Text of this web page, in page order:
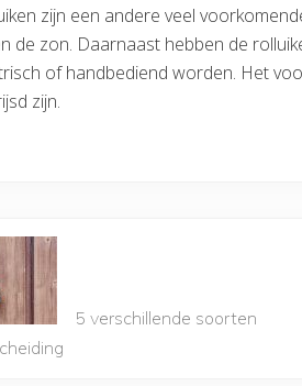
zijn een andere veel
de zon. Daarnaast hebben de
of handbediend worden. Het
zijn.
5 verschillende soorten